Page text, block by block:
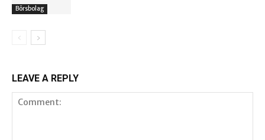
Börsbolag
LEAVE A REPLY